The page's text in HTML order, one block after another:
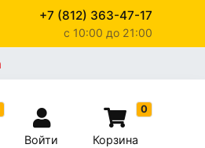
+7 (812) 363-47-17
c 10:00 до 21:00
Войти
0
Корзина